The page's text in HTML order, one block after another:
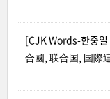
[CJK Words-한중
合國, 联合国, 国際